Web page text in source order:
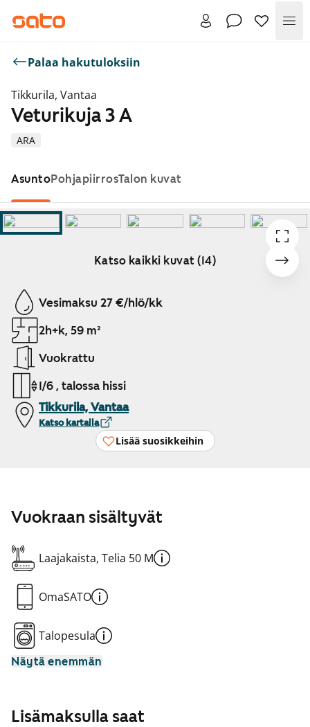
Palaa hakutuloksiin
Tikkurila, Vantaa
ARA
Veturikuja 3 A
AsuntoPohjapiirrosTalon kuvat
Katso kaikki kuvat (14)
Näytetään dia 1 / 14
Vesimaksu 27 €/hlö/kk
2h+k, 59 m²
Vuokrattu
1/6 , talossa hissi
Tikkurila, Vantaa
Katso kartalla
Lisää suosikkeihin
Vuokraan sisältyvät
Laajakaista, Telia 50 M
OmaSATO
Talopesula
Näytä enemmän
Lisämaksulla saat